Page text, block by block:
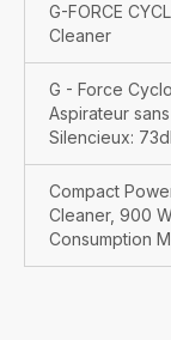
G-FORCE
Cleaner
G - Force
Aspirateur
Silencieux:
Compact
Cleaner, 900
Consumption